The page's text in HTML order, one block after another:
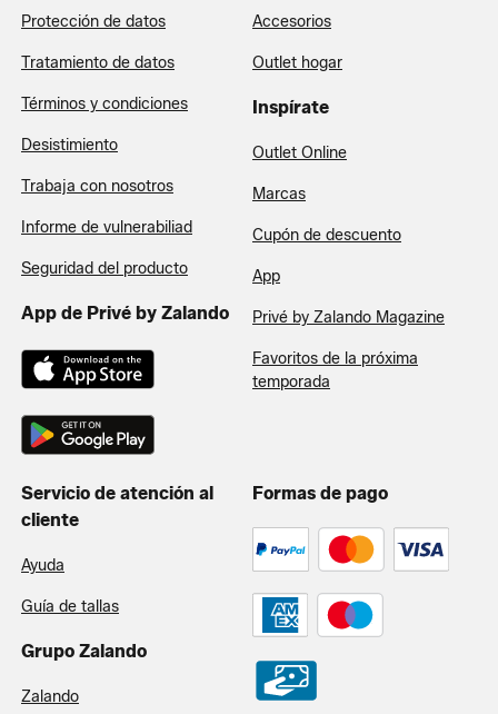
Protección de datos
Tratamiento de datos
Términos y condiciones
Desistimiento
Trabaja con nosotros
Informe de vulnerabiliad
Seguridad del producto
App de Privé by Zalando
Accesorios
Outlet hogar
Inspírate
Outlet Online
Marcas
Cupón de descuento
App
Privé by Zalando Magazine
Favoritos de la próxima
temporada
Servicio de atención al
cliente
Ayuda
Guía de tallas
Grupo Zalando
Zalando
Formas de pago